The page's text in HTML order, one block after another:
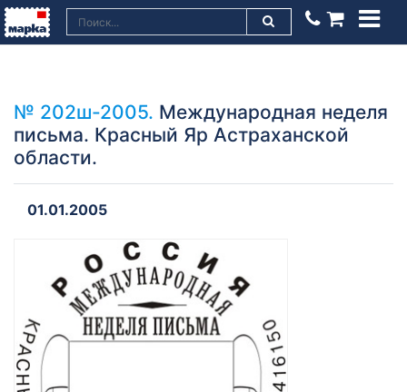
№ 202ш-2005. Международная неделя
письма. Красный Яр Астраханской
области.
01.01.2005